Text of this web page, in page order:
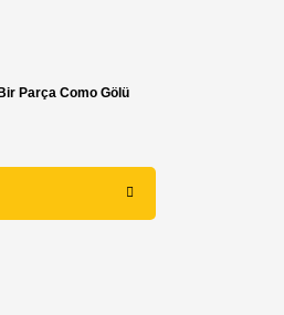
Parça Como Gölü